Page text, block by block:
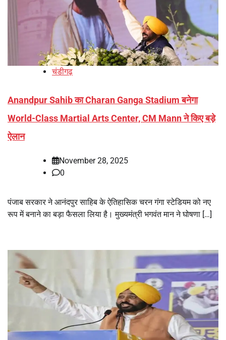
चंडीगढ़
Anandpur Sahib का Charan Ganga Stadium बनेगा
World-Class Martial Arts Center, CM Mann ने किए बड़े
ऐलान
November 28, 2025
0
पंजाब सरकार ने आनंदपुर साहिब के ऐतिहासिक चरन गंगा स्टेडियम को नए
रूप में बनाने का बड़ा फैसला लिया है। मुख्यमंत्री भगवंत मान ने घोषणा […]